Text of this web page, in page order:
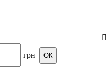
грн ОК